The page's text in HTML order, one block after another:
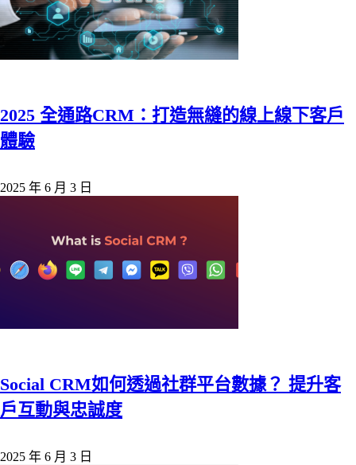
2025 全通路CRM：打造無縫的線上線下客戶
體驗
2025 年 6 月 3 日
Social CRM如何透過社群平台數據？ 提升客
戶互動與忠誠度
2025 年 6 月 3 日